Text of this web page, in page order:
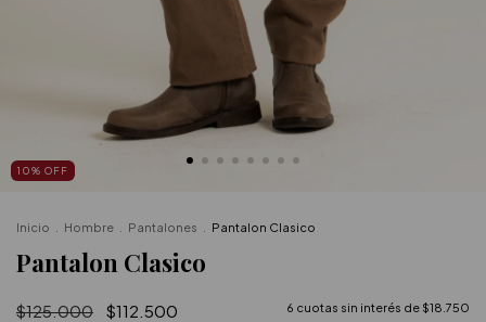
10% OFF
Inicio Hombre Pantalones Pantalon Clasico
Pantalon Clasico
$125.000 $112.500 6 cuotas sin interés de $18.750